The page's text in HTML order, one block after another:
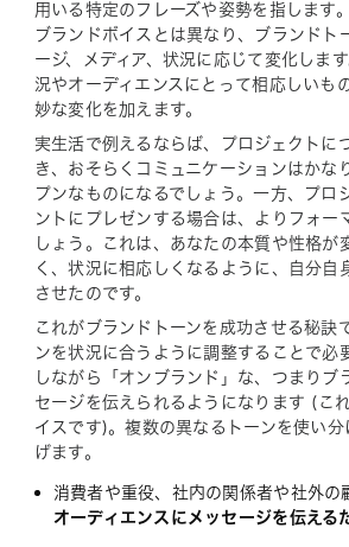
用いる特定のフレーズや姿勢を指します
ブランドボイスとは異なり、ブランドト
ージ、メディア、状況に応じて変化しま
況やオーディエンスにとって相応しいも
妙な変化を加えます。
実生活で例えるならば、プロジェクトに
き、おそらくコミュニケーションはかな
プンなものになるでしょう。一方、プロ
ントにプレゼンする場合は、よりフォー
しょう。これは、 あなた の本質や性格が
く、状況に相応しくなるように、自分自
させたのです。
これがブランドトーンを成功させる秘訣
ンを状況に合うように調整することで必
しながら「オンブランド」な、つまりブ
セージを伝えられるようになります (こ
イスです)。複数の異なるトーンを使い
げます。
消費者や重役、社内の関係者や社外の
オーディエンスにメッセージを伝える